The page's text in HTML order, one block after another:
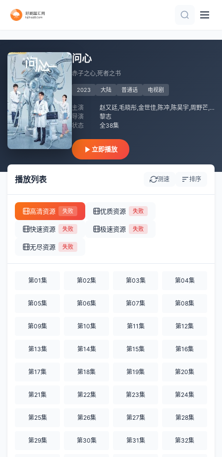
问心
赤子之心,死者之书
2023 大陆 普通话 电视剧
主演
赵又廷,毛晓彤,金世佳,陈冲,陈昊宇,周野芒,严晓频,房子斌,赵君
导演
黎志
状态
全38集
立即播放
播放列表 测速 排序
高清资源 失败 优质资源 失败
快速资源 失败 极速资源 失败
无尽资源 失败
第01集 第02集 第03集 第04集
第05集 第06集 第07集 第08集
第09集 第10集 第11集 第12集
第13集 第14集 第15集 第16集
第17集 第18集 第19集 第20集
第21集 第22集 第23集 第24集
第25集 第26集 第27集 第28集
第29集 第30集 第31集 第32集
已完结 共82集
第9集完结
全集
更新至第18集
已完结 共8集
全集
第20集
全集
全集
第3集